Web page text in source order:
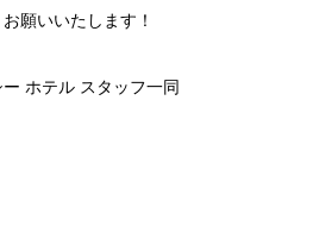
願いいたします！
ホテル スタッフ一同